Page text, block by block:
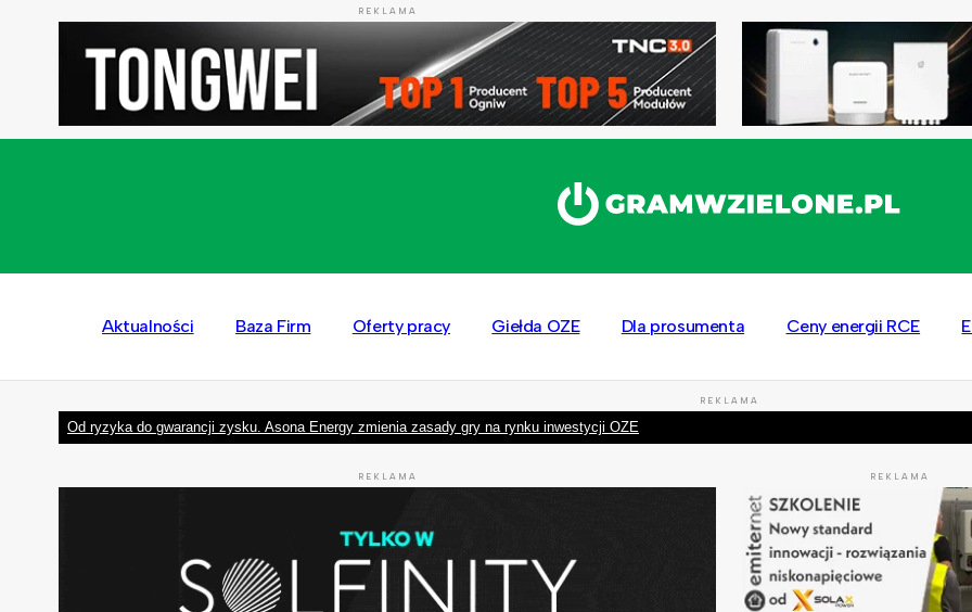
REKLAMA
Aktualności Baza Firm Oferty pracy Giełda OZE Dla prosumenta Ceny energii RCE
REKLAMA
Od ryzyka do gwarancji zysku. Asona Energy zmienia zasady gry na rynku inwestycji OZE
REKLAMA REKLAMA